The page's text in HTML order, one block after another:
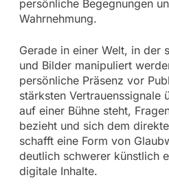
persönliche Begegnungen
Wahrnehmung.
Gerade in einer Welt, in der
und Bilder manipuliert
persönliche Präsenz vor
stärksten Vertrauenssignale
auf einer Bühne steht,
bezieht und sich dem
schafft eine Form von
deutlich schwerer künstlich
digitale Inhalte.